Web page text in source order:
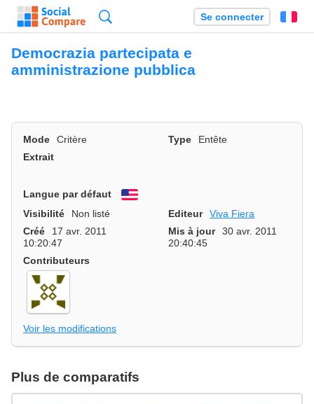
Se connecter
Democrazia partecipata e
amministrazione pubblica
Mode Critère Type
Entête
Extrait
Langue par défaut
English
Visibilité
Non listé Editeur
Viva Fiera
Créé
17 avr. 2011
10:20:47
Mis à jour
30 avr. 2011
20:40:45
Contributeurs
Voir les modifications
Plus de comparatifs